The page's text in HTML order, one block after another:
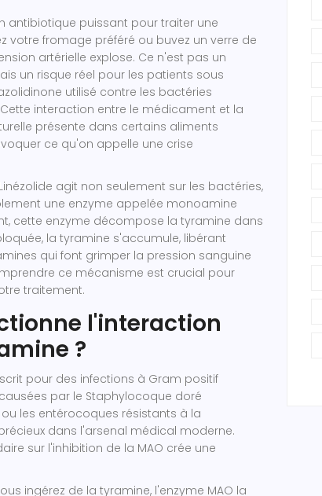
antibiotique puissant pour traiter une
votre fromage préféré ou buvez un verre de
artérielle explose. Ce n'est pas un
un risque réel pour les patients sous
utilisé contre les bactéries
Cette interaction entre le médicament et la
présente dans certains aliments
ce qu'on appelle une crise
agit non seulement sur les bactéries,
une enzyme appelée monoamine
cette enzyme décompose la tyramine dans
la tyramine s'accumule, libérant
qui font grimper la pression sanguine
ce mécanisme est crucial pour
traitement.
l'interaction
?
pour des infections à Gram positif
par le Staphylocoque doré
ou les entérocoques résistants à la
dans l'arsenal médical moderne.
sur l'inhibition de la MAO crée une
ingérez de la tyramine, l'enzyme MAO la